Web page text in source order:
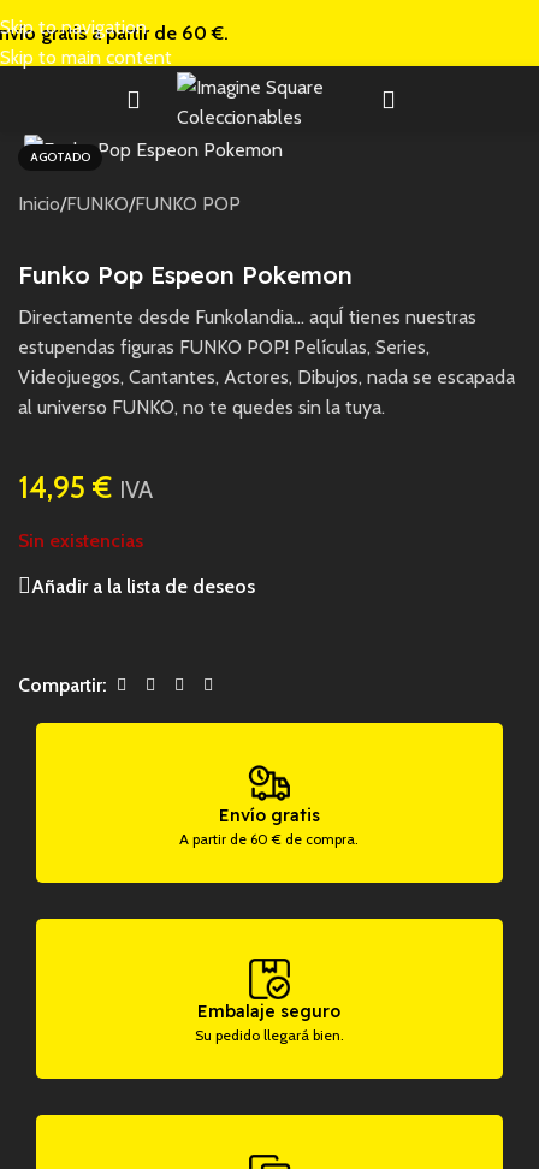
Skip to navigation
Skip to main content
gratis apartir de 60 €.
AGOTADO
Inicio/FUNKO/FUNKO POP
Funko Pop Espeon Pokemon
Directamente desde Funkolandia… aquÍ tienes nuestras
estupendas figuras FUNKO POP! Películas, Series,
Videojuegos, Cantantes, Actores, Dibujos, nada se escapada
al universo FUNKO, no te quedes sin la tuya.
14,95 € IVA
Sin existencias
Añadir a la lista de deseos
Compartir:
Envío gratis
A partir de 60 € de compra.
Embalaje seguro
Su pedido llegará bien.